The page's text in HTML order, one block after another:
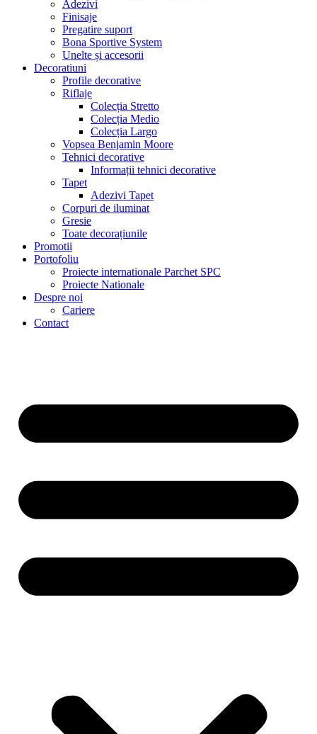
Adezivi
Finisaje
Pregatire suport
Bona Sportive System
Unelte și accesorii
Decoratiuni
Profile decorative
Riflaje
Colecția Stretto
Colecția Medio
Colecția Largo
Vopsea Benjamin Moore
Tehnici decorative
Informații tehnici decorative
Tapet
Adezivi Tapet
Corpuri de iluminat
Gresie
Toate decorațiunile
Promotii
Portofoliu
Proiecte internationale Parchet SPC
Proiecte Nationale
Despre noi
Cariere
Contact